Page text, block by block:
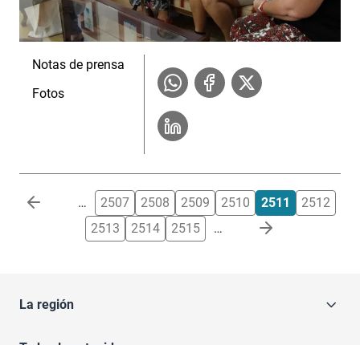
Notas de prensa
Fotos
Paginación … 2507 2508 2509 2510 2511
2512
2513
2514 2515 …
La región